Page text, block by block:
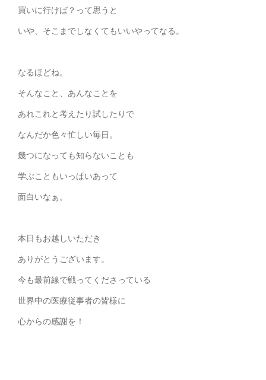
買いに行けば？って思うと
いや、そこまでしなくてもいいやってなる。
なるほどね。
そんなこと、あんなことを
あれこれと考えたり試したりで
なんだか色々忙しい毎日。
幾つになっても知らないことも
学ぶこともいっぱいあって
面白いなぁ。
本日もお越しいただき
ありがとうございます。
今も最前線で戦ってくださっている
世界中の医療従事者の皆様に
心からの感謝を！